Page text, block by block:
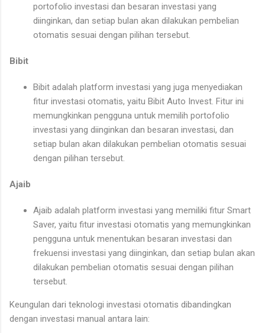
portofolio investasi dan besaran investasi yang
diinginkan, dan setiap bulan akan dilakukan pembelian
otomatis sesuai dengan pilihan tersebut.
Bibit
Bibit adalah platform investasi yang juga menyediakan
fitur investasi otomatis, yaitu Bibit Auto Invest. Fitur ini
memungkinkan pengguna untuk memilih portofolio
investasi yang diinginkan dan besaran investasi, dan
setiap bulan akan dilakukan pembelian otomatis sesuai
dengan pilihan tersebut.
Ajaib
Ajaib adalah platform investasi yang memiliki fitur Smart
Saver, yaitu fitur investasi otomatis yang memungkinkan
pengguna untuk menentukan besaran investasi dan
frekuensi investasi yang diinginkan, dan setiap bulan akan
dilakukan pembelian otomatis sesuai dengan pilihan
tersebut.
Keungulan dari teknologi investasi otomatis dibandingkan
dengan investasi manual antara lain: